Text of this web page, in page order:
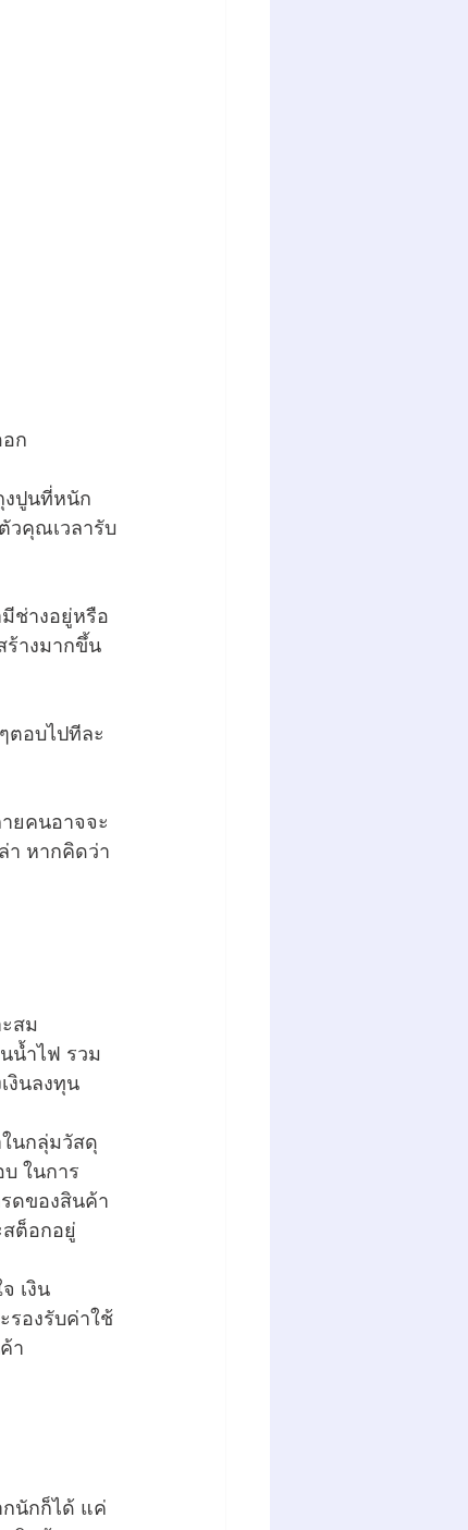
ก
งปูนที่หนัก
วคุณเวลารับ
ช่างอยู่หรือ
ร้างมากขึ้น
ตอบไปทีละ
ยคนอาจจะ
า หากคิดว่า
สม
น้ำไฟ รวม
งินลงทุน
นกลุ่มวัสดุ
ในการ
ดของสินค้า
ต็อกอยู่
เงิน
รองรับค่าใช้
า
กนักก็ได้ แค่